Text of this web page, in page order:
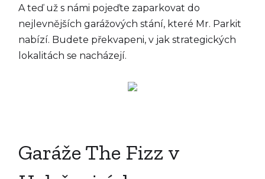
A teď už s námi pojeďte zaparkovat do
nejlevnějších garážových stání, které Mr. Parkit
nabízí. Budete překvapeni, v jak strategických
lokalitách se nacházejí.
Garáže The Fizz v